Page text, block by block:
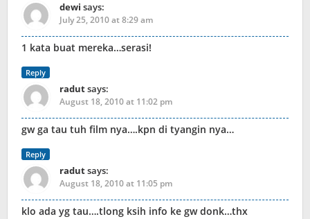
dewi says:
July 25, 2010 at 8:29 am
1 kata buat mereka…serasi!
Reply
radutsays:
August 18, 2010 at 11:02 pm
gw ga tau tuh film nya….kpn di tyangin nya…
Reply
radutsays:
August 18, 2010 at 11:05 pm
klo ada yg tau….tlong ksih info ke gw donk…thx